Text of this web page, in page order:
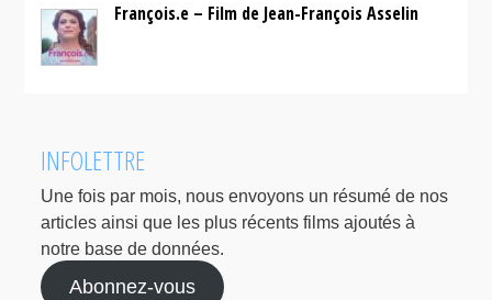
François.e – Film de Jean-François Asselin
INFOLETTRE
Une fois par mois, nous envoyons un résumé de nos
articles ainsi que les plus récents films ajoutés à
notre base de données.
Abonnez-vous